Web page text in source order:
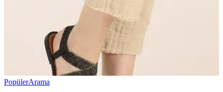
PopülerArama